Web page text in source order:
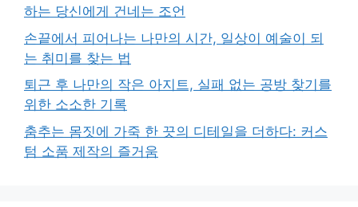
하는 당신에게 건네는 조언
손끝에서 피어나는 나만의 시간, 일상이 예술이 되
는 취미를 찾는 법
퇴근 후 나만의 작은 아지트, 실패 없는 공방 찾기를
위한 소소한 기록
춤추는 몸짓에 가죽 한 끗의 디테일을 더하다: 커스
텀 소품 제작의 즐거움